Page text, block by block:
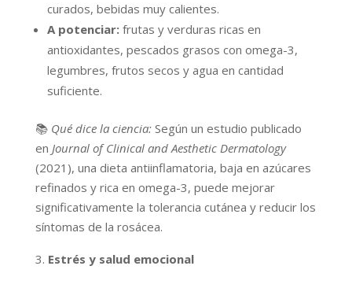
curados, bebidas muy calientes.
A potenciar:frutas y verduras ricas en
antioxidantes, pescados grasos con omega-3,
legumbres, frutos secos y agua en cantidad
suficiente.
📚 Qué dice la ciencia:Según un estudio publicado
en Journal of Clinical and Aesthetic Dermatology
(2021), una dieta antiinflamatoria, baja en azúcares
refinados y rica en omega-3, puede mejorar
significativamente la tolerancia cutánea y reducir los
síntomas de la rosácea.
Estrés y salud emocional